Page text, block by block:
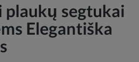
plaukų segtukai
Elegantiška